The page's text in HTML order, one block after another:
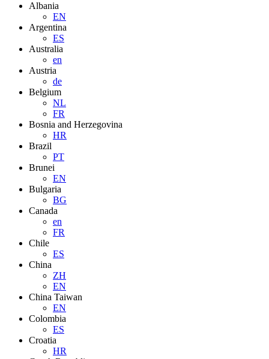
Albania
EN
Argentina
ES
Australia
en
Austria
de
Belgium
NL
FR
Bosnia and Herzegovina
HR
Brazil
PT
Brunei
EN
Bulgaria
BG
Canada
en
FR
Chile
ES
China
ZH
EN
China Taiwan
EN
Colombia
ES
Croatia
HR